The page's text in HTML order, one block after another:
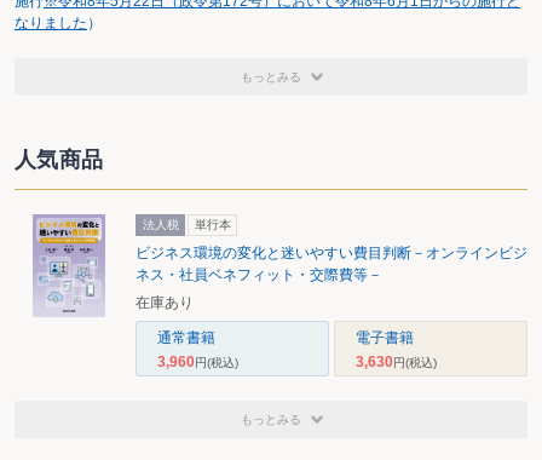
なりました ）
もっとみる
人気商品
法人税 単行本
ビジネス環境の変化と迷いやすい費目判断－オンラインビジ
ネス・社員ベネフィット・交際費等－
在庫あり
通常書籍
3,960円(税込)
電子書籍
3,630円(税込)
もっとみる